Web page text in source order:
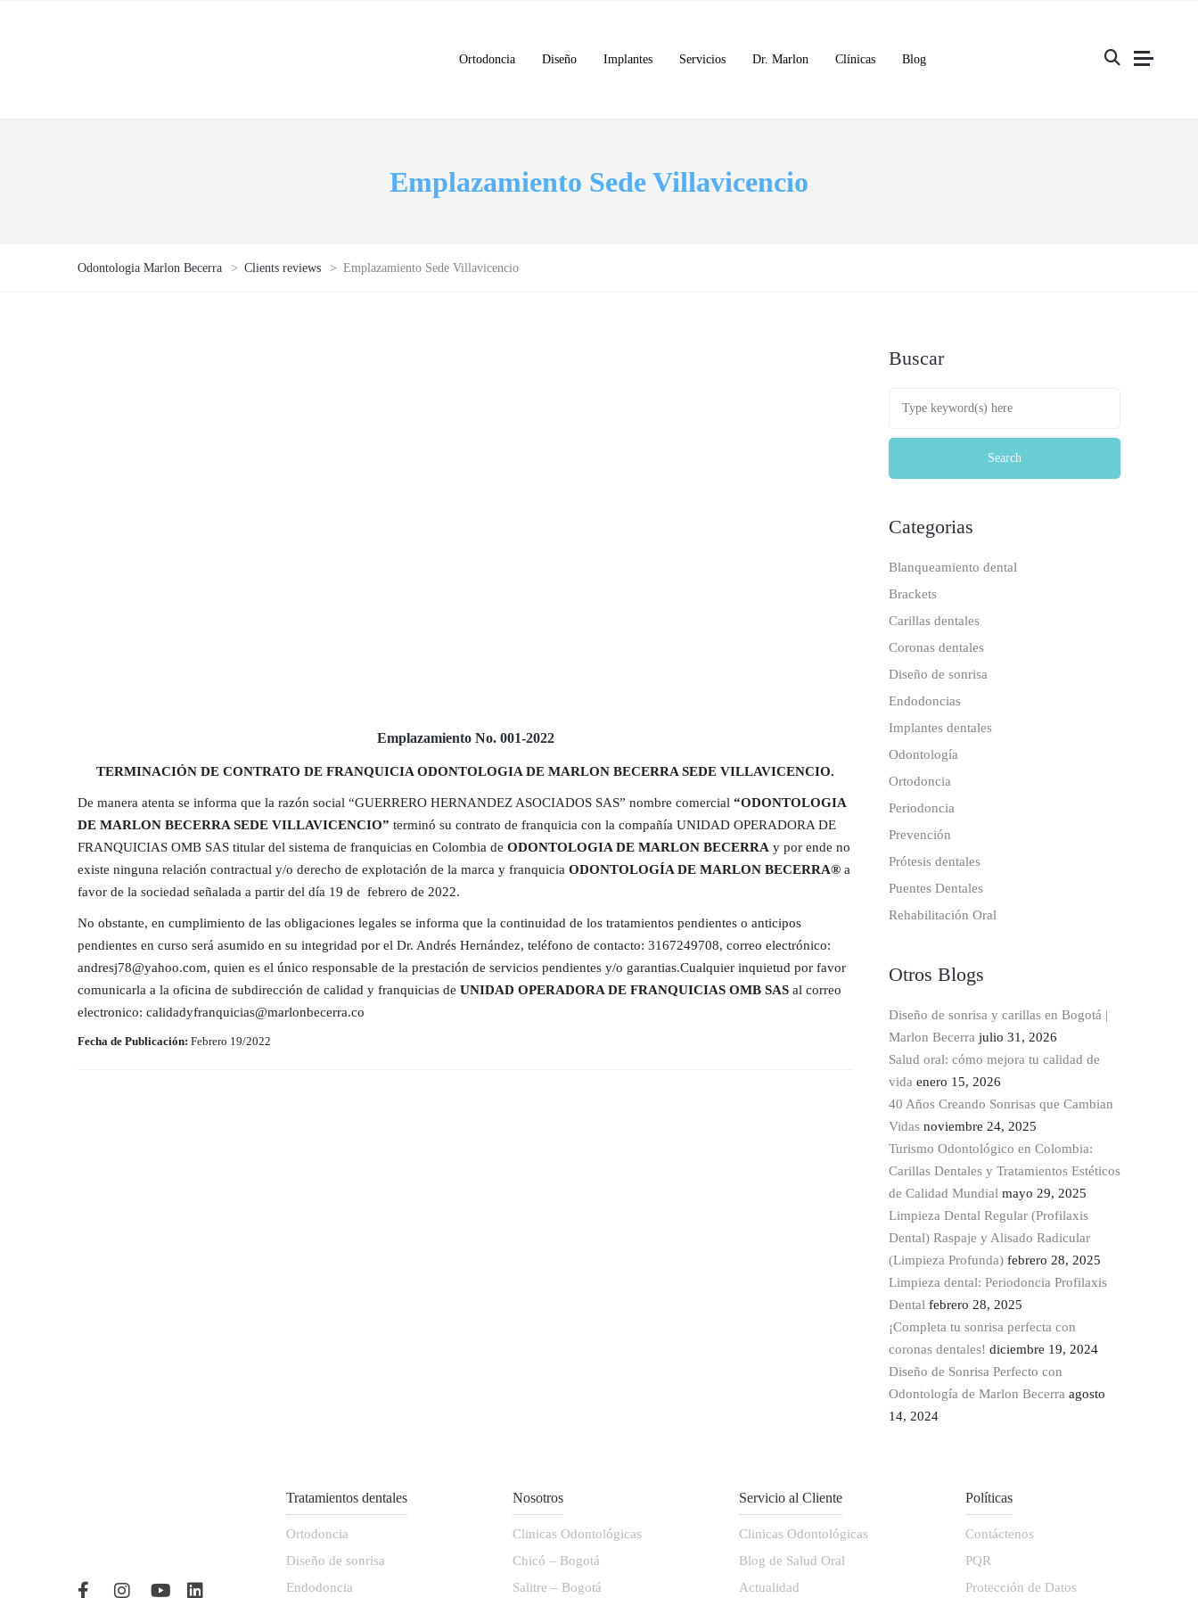
Ortodoncia Diseño Implantes Servicios Dr. Marlon Clínicas Blog
Emplazamiento Sede Villavicencio
Odontologia Marlon Becerra > Clients reviews > Emplazamiento Sede Villavicencio
Emplazamiento No. 001-2022
TERMINACIÓN DE CONTRATO DE FRANQUICIA ODONTOLOGIA DE MARLON BECERRA SEDE VILLAVICENCIO.
De manera atenta se informa que la razón social “GUERRERO HERNANDEZ ASOCIADOS SAS” nombre comercial “ODONTOLOGIA
DE MARLON BECERRA SEDE VILLAVICENCIO” terminó su contrato de franquicia con la compañía UNIDAD OPERADORA DE
FRANQUICIAS OMB SAS titular del sistema de franquicias en Colombia de ODONTOLOGIA DE MARLON BECERRA y por ende no
existe ninguna relación contractual y/o derecho de explotación de la marca y franquicia ODONTOLOGÍA DE MARLON BECERRA® a
favor de la sociedad señalada a partir del día 19 de febrero de 2022.
No obstante, en cumplimiento de las obligaciones legales se informa que la continuidad de los tratamientos pendientes o anticipos
pendientes en curso será asumido en su integridad por el Dr. Andrés Hernández, teléfono de contacto: 3167249708, correo electrónico:
andresj78@yahoo.com, quien es el único responsable de la prestación de servicios pendientes y/o garantias.Cualquier inquietud por favor
comunicarla a la oficina de subdirección de calidad y franquicias de UNIDAD OPERADORA DE FRANQUICIAS OMB SAS al correo
electronico: calidadyfranquicias@marlonbecerra.co
Fecha de Publicación: Febrero 19/2022
Buscar
Categorias
Blanqueamiento dental
Brackets
Carillas dentales
Coronas dentales
Diseño de sonrisa
Endodoncias
Implantes dentales
Odontología
Ortodoncia
Periodoncia
Prevención
Prótesis dentales
Puentes Dentales
Rehabilitación Oral
Otros Blogs
Diseño de sonrisa y carillas en Bogotá |
Marlon Becerra julio 31, 2026
Salud oral: cómo mejora tu calidad de
vida enero 15, 2026
40 Años Creando Sonrisas que Cambian
Vidas noviembre 24, 2025
Turismo Odontológico en Colombia:
Carillas Dentales y Tratamientos Estéticos
de Calidad Mundial mayo 29, 2025
Limpieza Dental Regular (Profilaxis
Dental) Raspaje y Alisado Radicular
(Limpieza Profunda) febrero 28, 2025
Limpieza dental: Periodoncia Profilaxis
Dental febrero 28, 2025
¡Completa tu sonrisa perfecta con
coronas dentales! diciembre 19, 2024
Diseño de Sonrisa Perfecto con
Odontología de Marlon Becerra agosto
14, 2024
Tratamientos dentales
Ortodoncia
Diseño de sonrisa
Endodoncia
Nosotros
Clinicas Odontológicas
Chicó – Bogotá
Salitre – Bogotá
Servicio al Cliente
Clinicas Odontológicas
Blog de Salud Oral
Actualidad
Políticas
Contáctenos
PQR
Protección de Datos